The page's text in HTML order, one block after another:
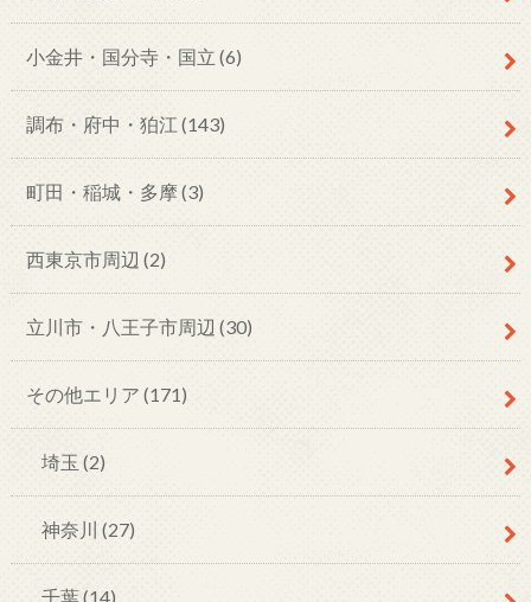
小金井・国分寺・国立 (6)
調布・府中・狛江 (143)
町田・稲城・多摩(3)
西東京市周辺 (2)
立川市・八王子市周辺 (30)
その他エリア (171)
埼玉 (2)
神奈川 (27)
千葉(14)